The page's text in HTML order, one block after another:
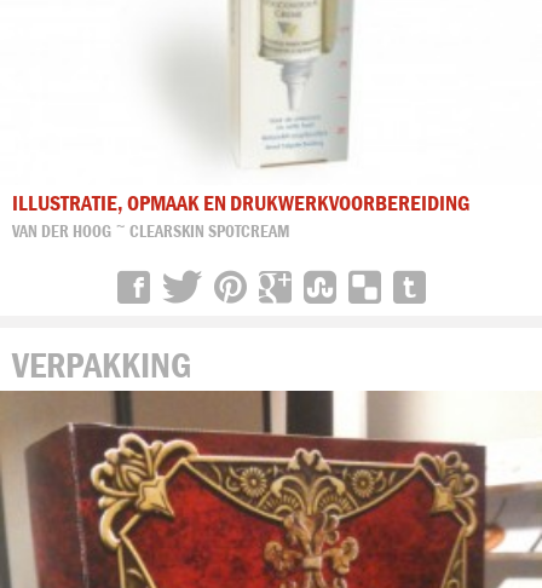
ILLUSTRATIE, OPMAAK EN DRUKWERKVOORBEREIDING
VAN DER HOOG ~ CLEARSKIN SPOTCREAM
VERPAKKING